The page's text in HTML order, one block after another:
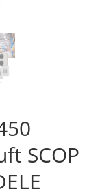
SCOP